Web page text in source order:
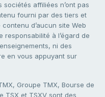
sociétés affiliées n’ont pas
fourni par des tiers et
d’aucun site Web
responsabilité à l’égard de
ni des
en vous appuyant sur
Groupe TMX, Bourse de
TSX et TSXV sont des